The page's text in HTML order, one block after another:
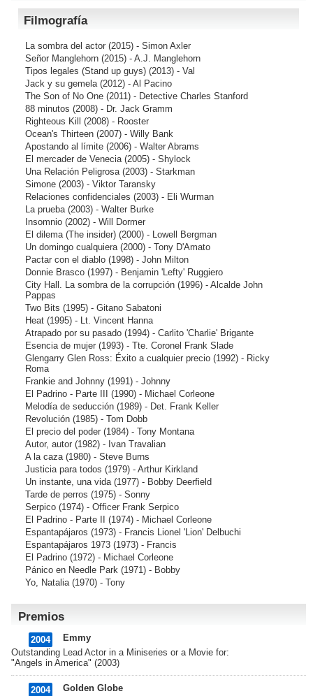
Filmografía
La sombra del actor (2015) - Simon Axler
Señor Manglehorn (2015) - A.J. Manglehorn
Tipos legales (Stand up guys) (2013) - Val
Jack y su gemela(2012) - Al Pacino
The Son of No One (2011) - Detective Charles Stanford
88 minutos (2008) - Dr. Jack Gramm
Righteous Kill
(2008) - Rooster
Ocean's Thirteen (2007) - Willy Bank
Apostando al límite (2006) - Walter Abrams
El mercader de Venecia(2005) - Shylock
Una Relación Peligrosa(2003) - Starkman
Simone (2003) - Viktor Taransky
Relaciones confidenciales (2003) - Eli Wurman
La prueba(2003) - Walter Burke
Insomnio (2002) - Will Dormer
El dilema (The insider) (2000) - Lowell Bergman
Un domingo cualquiera(2000) - Tony D'Amato
Pactar con el diablo (1998) - John Milton
Donnie Brasco (1997) - Benjamin 'Lefty' Ruggiero
City Hall. La sombra de la corrupción (1996) - Alcalde John
Pappas
Two Bits (1995) - Gitano Sabatoni
Heat (1995) - Lt. Vincent Hanna
Atrapado por su pasado (1994) - Carlito 'Charlie' Brigante
Esencia de mujer (1993) - Tte. Coronel Frank Slade
Glengarry Glen Ross: Éxito a cualquier precio (1992) - Ricky
Roma
Frankie and Johnny (1991) - Johnny
El Padrino - Parte III
(1990) - Michael Corleone
Melodía de seducción (1989) - Det. Frank Keller
Revolución (1985) - Tom Dobb
El precio del poder (1984) - Tony Montana
Autor, autor (1982) - Ivan Travalian
A la caza(1980) - Steve Burns
Justicia para todos (1979) - Arthur Kirkland
Un instante, una vida(1977) - Bobby Deerfield
Tarde de perros (1975) - Sonny
Serpico (1974) - Officer Frank Serpico
El Padrino - Parte II
(1974) - Michael Corleone
Espantapájaros (1973) - Francis Lionel 'Lion' Delbuchi
Espantapájaros 1973 (1973) - Francis
El Padrino (1972) - Michael Corleone
Pánico en Needle Park (1971) - Bobby
Yo, Natalia(1970) - Tony
Premios
2004
Emmy
Outstanding Lead Actor in a Miniseries or a Movie for:
"Angels in America" (2003)
2004
Golden Globe